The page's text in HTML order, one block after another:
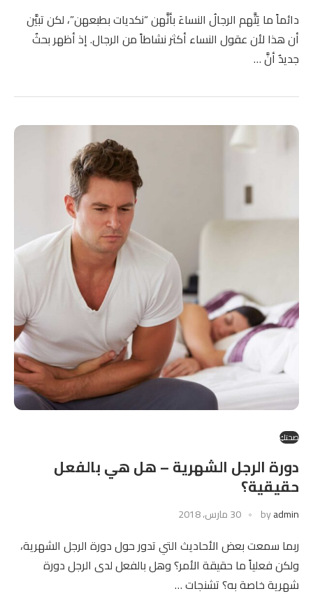
دائماً ما يَتَّهم الرجالُ النساءَ بأنَّهن “نكديات بطبعهن”، لكن تبيَّن
أن هذا لأن عقول النساء أكثر نشاطاً من الرجال. إذ أظهر بحثٌ
جديدٌ أنَّ …
صحتكِ
دورة الرجل الشهرية – هل هي بالفعل
حقيقية؟
byadmin 30 مارس، 2018
ربما سمعت بعض الأحاديث التي تدور حول دورة الرجل الشهرية،
ولكن فعلياً ما حقيقة الأمر؟ وهل بالفعل لدى الرجل دورة
شهرية خاصة به؟ تشنجات …